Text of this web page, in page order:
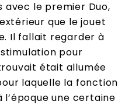
avec le premier Duo,
que le jouet
Il fallait regarder à
pour
était allumée
laquelle la fonction
l’époque une certaine